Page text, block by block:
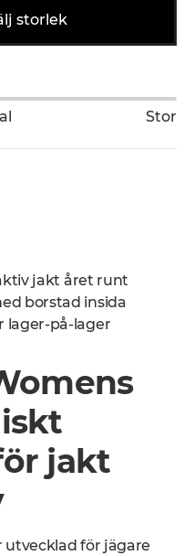
storlek
Stor
jakt året runt
borstad insida
lager-på-lager
jakt
utvecklad för jägare